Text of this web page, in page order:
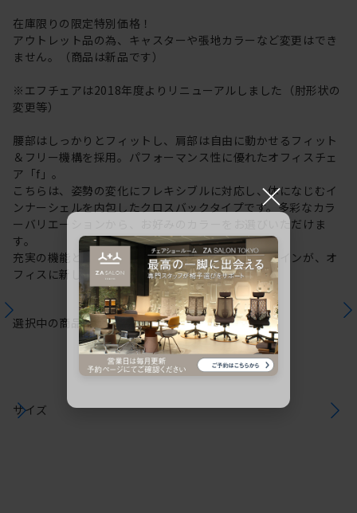
在庫限りの限定特別価格！
アウトレット品の為、キャスターや張地カラーなど変更はでき
ません。（商品は新品です）
※エフチェアは2018年度よりリニューアルしました（肘形状の
変更等）
腰部はしっかりとフィットし、肩部は自由に動かせるフィット
＆フリー機構を採用。パフォーマンス性に優れたオフィスチェ
ア「f」。
こちらは、姿勢の変化にフレキシブルに対応し、体になじむイ
ンナーシェルを内包したクロスバックタイプです。多彩なカラ
ーバリエーションから、お好みのカラーをお選びいただけま
す。
充実の機能と一体となった透明感のある美しいデザインが、オ
フィスに新しい風を運びます。
選択中の商品情報 保証 注意事項
サイズ
×